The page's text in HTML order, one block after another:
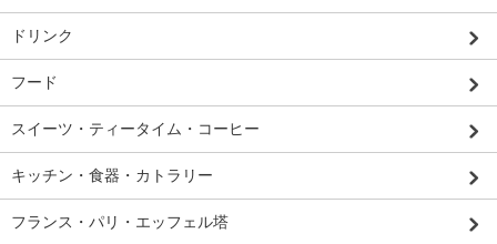
ドリンク
フード
スイーツ・ティータイム・コーヒー
キッチン・食器・カトラリー
フランス・パリ・エッフェル塔